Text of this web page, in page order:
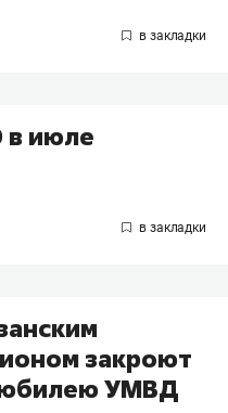
в июле
закроют
юбилею УМВД